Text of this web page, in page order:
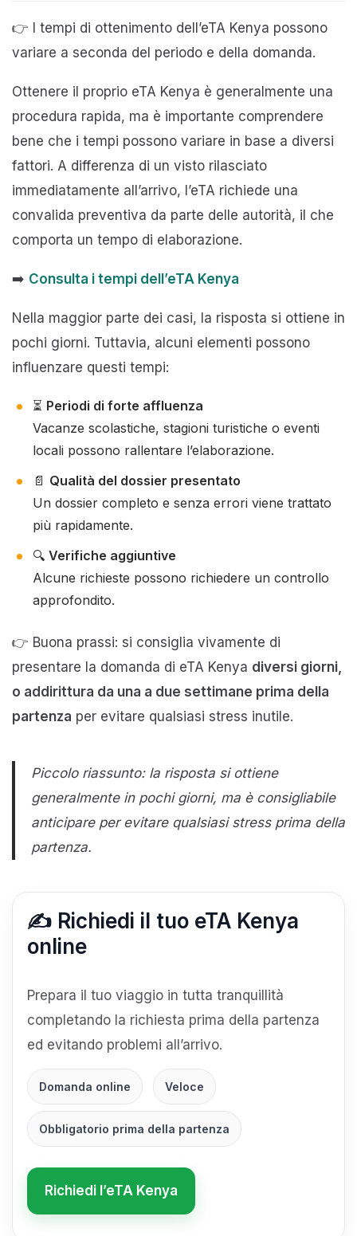
👉 I tempi di ottenimento dell’eTA Kenya possono
variare a seconda del periodo e della domanda.
Ottenere il proprio eTA Kenya è generalmente una
procedura rapida, ma è importante comprendere
bene che i tempi possono variare in base a diversi
fattori. A differenza di un visto rilasciato
immediatamente all’arrivo, l’eTA richiede una
convalida preventiva da parte delle autorità, il che
comporta un tempo di elaborazione.
➡️ Consulta i tempi dell’eTA Kenya
Nella maggior parte dei casi, la risposta si ottiene in
pochi giorni. Tuttavia, alcuni elementi possono
influenzare questi tempi:
⏳ Periodi di forte affluenza
Vacanze scolastiche, stagioni turistiche o eventi
locali possono rallentare l’elaborazione.
📄 Qualità del dossier presentato
Un dossier completo e senza errori viene trattato
più rapidamente.
🔍 Verifiche aggiuntive
Alcune richieste possono richiedere un controllo
approfondito.
👉 Buona prassi: si consiglia vivamente di
presentare la domanda di eTA Kenya diversi giorni,
o addirittura da una a due settimane prima della
partenza per evitare qualsiasi stress inutile.
Piccolo riassunto: la risposta si ottiene
generalmente in pochi giorni, ma è consigliabile
anticipare per evitare qualsiasi stress prima della
partenza.
✍️ Richiedi il tuo eTA Kenya
online
Prepara il tuo viaggio in tutta tranquillità
completando la richiesta prima della partenza
ed evitando problemi all’arrivo.
Domanda online Veloce
Obbligatorio prima della partenza
Richiedi l’eTA Kenya